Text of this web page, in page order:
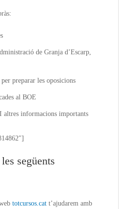
de Granja d’Escarp,
preparar les oposicions
al BOE
altres informacions importants
següents
totcursos.cat t’ajudarem amb